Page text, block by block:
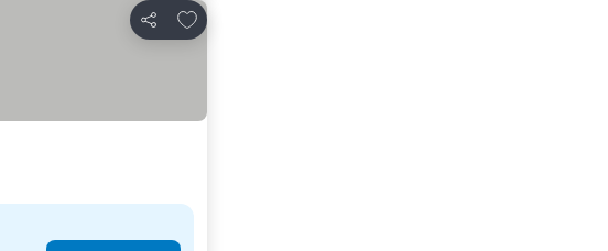
Compartir
Agregar a favoritos